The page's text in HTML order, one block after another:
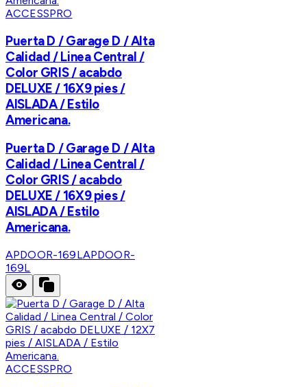
ACCESSPRO
Puerta D / Garage D / Alta
Calidad / Linea Central /
Color GRIS / acabdo
DELUXE / 16X9 pies /
AISLADA / Estilo
Americana.
Puerta D / Garage D / Alta
Calidad / Linea Central /
Color GRIS / acabdo
DELUXE / 16X9 pies /
AISLADA / Estilo
Americana.
APDOOR-169LAPDOOR-
169L
ACCESSPRO